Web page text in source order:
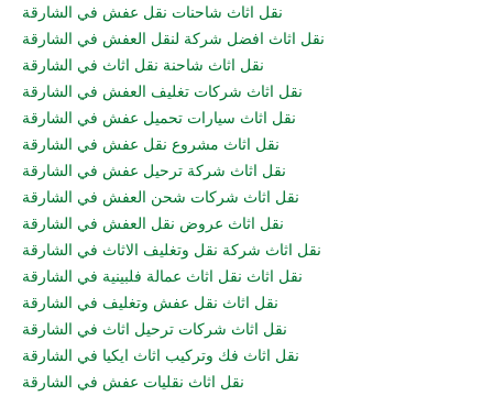
نقل اثاث شاحنات نقل عفش في الشارقة
نقل اثاث افضل شركة لنقل العفش في الشارقة
نقل اثاث شاحنة نقل اثاث في الشارقة
نقل اثاث شركات تغليف العفش في الشارقة
نقل اثاث سيارات تحميل عفش في الشارقة
نقل اثاث مشروع نقل عفش في الشارقة
نقل اثاث شركة ترحيل عفش في الشارقة
نقل اثاث شركات شحن العفش في الشارقة
نقل اثاث عروض نقل العفش في الشارقة
نقل اثاث شركة نقل وتغليف الاثاث في الشارقة
نقل اثاث نقل اثاث عمالة فلبينية في الشارقة
نقل اثاث نقل عفش وتغليف في الشارقة
نقل اثاث شركات ترحيل اثاث في الشارقة
نقل اثاث فك وتركيب اثاث ايكيا في الشارقة
نقل اثاث نقليات عفش في الشارقة